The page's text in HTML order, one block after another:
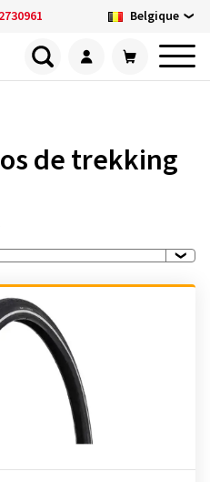
Belgique
de trekking